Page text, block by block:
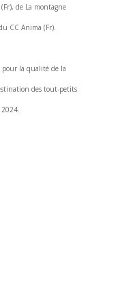
de La montagne
CC Anima (Fr).
la qualité de la
des tout-petits